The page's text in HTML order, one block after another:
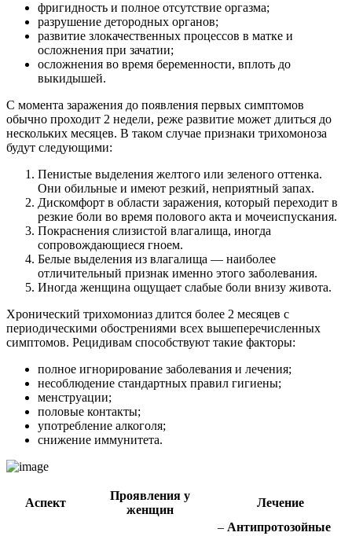
фригидность и полное отсутствие оргазма;
разрушение детородных органов;
развитие злокачественных процессов в матке и
осложнения при зачатии;
осложнения во время беременности, вплоть до
выкидышей.
С момента заражения до появления первых симптомов
обычно проходит 2 недели, реже развитие может длиться до
нескольких месяцев. В таком случае признаки трихомоноза
будут следующими:
Пенистые выделения желтого или зеленого оттенка.
Они обильные и имеют резкий, неприятный запах.
Дискомфорт в области заражения, который переходит в
резкие боли во время полового акта и мочеиспускания.
Покраснения слизистой влагалища, иногда
сопровождающиеся гноем.
Белые выделения из влагалища — наиболее
отличительный признак именно этого заболевания.
Иногда женщина ощущает слабые боли внизу живота.
Хронический трихомониаз длится более 2 месяцев с
периодическими обострениями всех вышеперечисленных
симптомов. Рецидивам способствуют такие факторы:
полное игнорирование заболевания и лечения;
несоблюдение стандартных правил гигиены;
менструации;
половые контакты;
употребление алкоголя;
снижение иммунитета.
Аспект
Проявления у
женщин
Лечение
– Антипротозойные